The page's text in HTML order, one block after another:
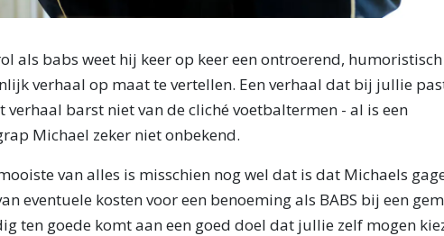
als babs weet hij keer op keer een ontroerend,
verhaal op maat te vertellen. Een verhaal dat bij jullie
verhaal barst niet van de cliché voetbaltermen - al is een
Michael zeker niet onbekend.
van alles is misschien nog wel dat is dat Michaels
eventuele kosten voor een benoeming als BABS bij een
ten goede komt aan een goed doel dat jullie zelf mogen